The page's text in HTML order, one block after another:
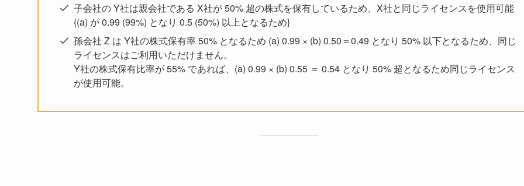
子会社の Y社は親会社である X社が 50% 超の株式を保有しているため、X社と同じライセンスを使用可能
{(a) が 0.99 (99%) となり 0.5 (50%) 以上となるため}
孫会社 Z は Y社の株式保有率 50% となるため (a) 0.99 × (b) 0.50＝0.49 となり 50% 以下となるため、同じ
ライセンスはご利用いただけません。
Y社の株式保有比率が 55% であれば、(a) 0.99 × (b) 0.55 ＝ 0.54 となり 50% 超となるため同じライセンス
が使用可能。